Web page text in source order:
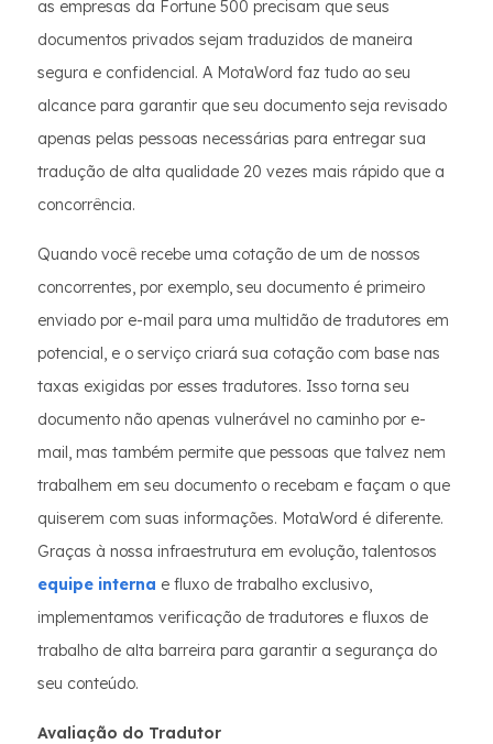
as empresas da Fortune 500 precisam que seus
documentos privados sejam traduzidos de maneira
segura e confidencial. A MotaWord faz tudo ao seu
alcance para garantir que seu documento seja revisado
apenas pelas pessoas necessárias para entregar sua
tradução de alta qualidade 20 vezes mais rápido que a
concorrência.
Quando você recebe uma cotação de um de nossos
concorrentes, por exemplo, seu documento é primeiro
enviado por e-mail para uma multidão de tradutores em
potencial, e o serviço criará sua cotação com base nas
taxas exigidas por esses tradutores. Isso torna seu
documento não apenas vulnerável no caminho por e-
mail, mas também permite que pessoas que talvez nem
trabalhem em seu documento o recebam e façam o que
quiserem com suas informações. MotaWord é diferente.
Graças à nossa infraestrutura em evolução, talentosos
equipe interna e fluxo de trabalho exclusivo,
implementamos verificação de tradutores e fluxos de
trabalho de alta barreira para garantir a segurança do
seu conteúdo.
Avaliação do Tradutor